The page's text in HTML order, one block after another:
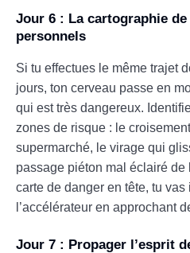
Jour 6 : La cartographie
personnels
Si tu effectues le même trajet
jours, ton cerveau passe en
qui est très dangereux.
zones de risque : le
supermarché, le virage qui
passage piéton mal éclairé de
carte de danger en tête, tu
l’accélérateur en approchant
Jour 7 : Propager l’esprit